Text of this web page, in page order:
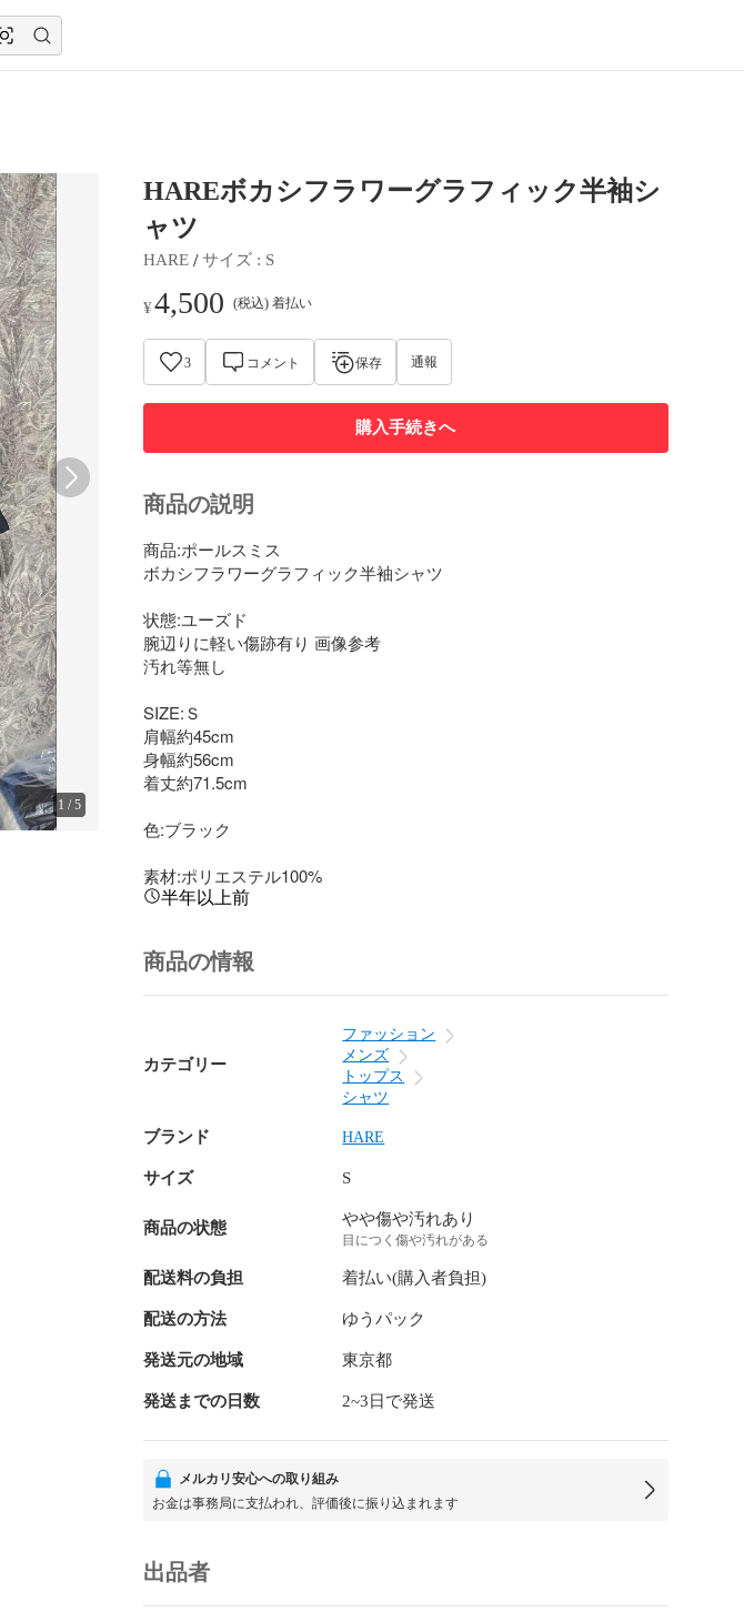
1 /5
HAREボカシフラワーグラフィック半袖シ
ャツ
HARE / サイズ : S
¥4,500 (税込) 着払い
3 コメント 保存 通報
購入手続きへ
商品の説明
商品:ポールスミス
ボカシフラワーグラフィック半袖シャツ
状態:ユーズド
腕辺りに軽い傷跡有り 画像参考
汚れ等無し
SIZE:Ｓ
肩幅約45cm
身幅約56cm
着丈約71.5cm
色:ブラック
素材:ポリエステル100%
半年以上前
商品の情報
カテゴリー
ファッション
メンズ
トップス
シャツ
ブランド HARE
サイズ S
商品の状態 やや傷や汚れあり
目につく傷や汚れがある
配送料の負担 着払い(購入者負担)
配送の方法 ゆうパック
発送元の地域 東京都
発送までの日数 2~3日で発送
メルカリ安心への取り組み
お金は事務局に支払われ、評価後に振り込まれます
出品者